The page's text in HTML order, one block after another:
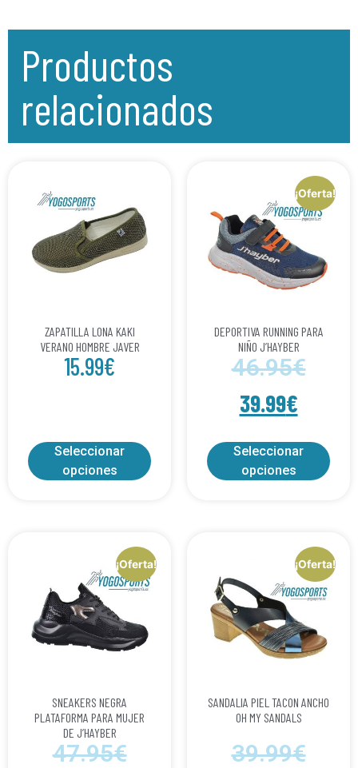
Productos
relacionados
ZAPATILLA LONA KAKI
VERANO HOMBRE JAVER
15.99€
Seleccionar
opciones
¡Oferta!
DEPORTIVA RUNNING PARA
NIÑO J’HAYBER
46.95€
39.99€
Seleccionar
opciones
¡Oferta!
SNEAKERS NEGRA
PLATAFORMA PARA MUJER
DE J’HAYBER
47.95€
¡Oferta!
SANDALIA PIEL TACON ANCHO
OH MY SANDALS
39.99€